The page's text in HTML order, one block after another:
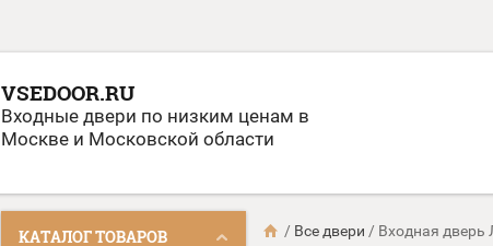
VSEDOOR.RU
Входные двери по низким ценам в
Москве и Московской области
КАТАЛОГ ТОВАРОВ / Все двери / Входная дверь